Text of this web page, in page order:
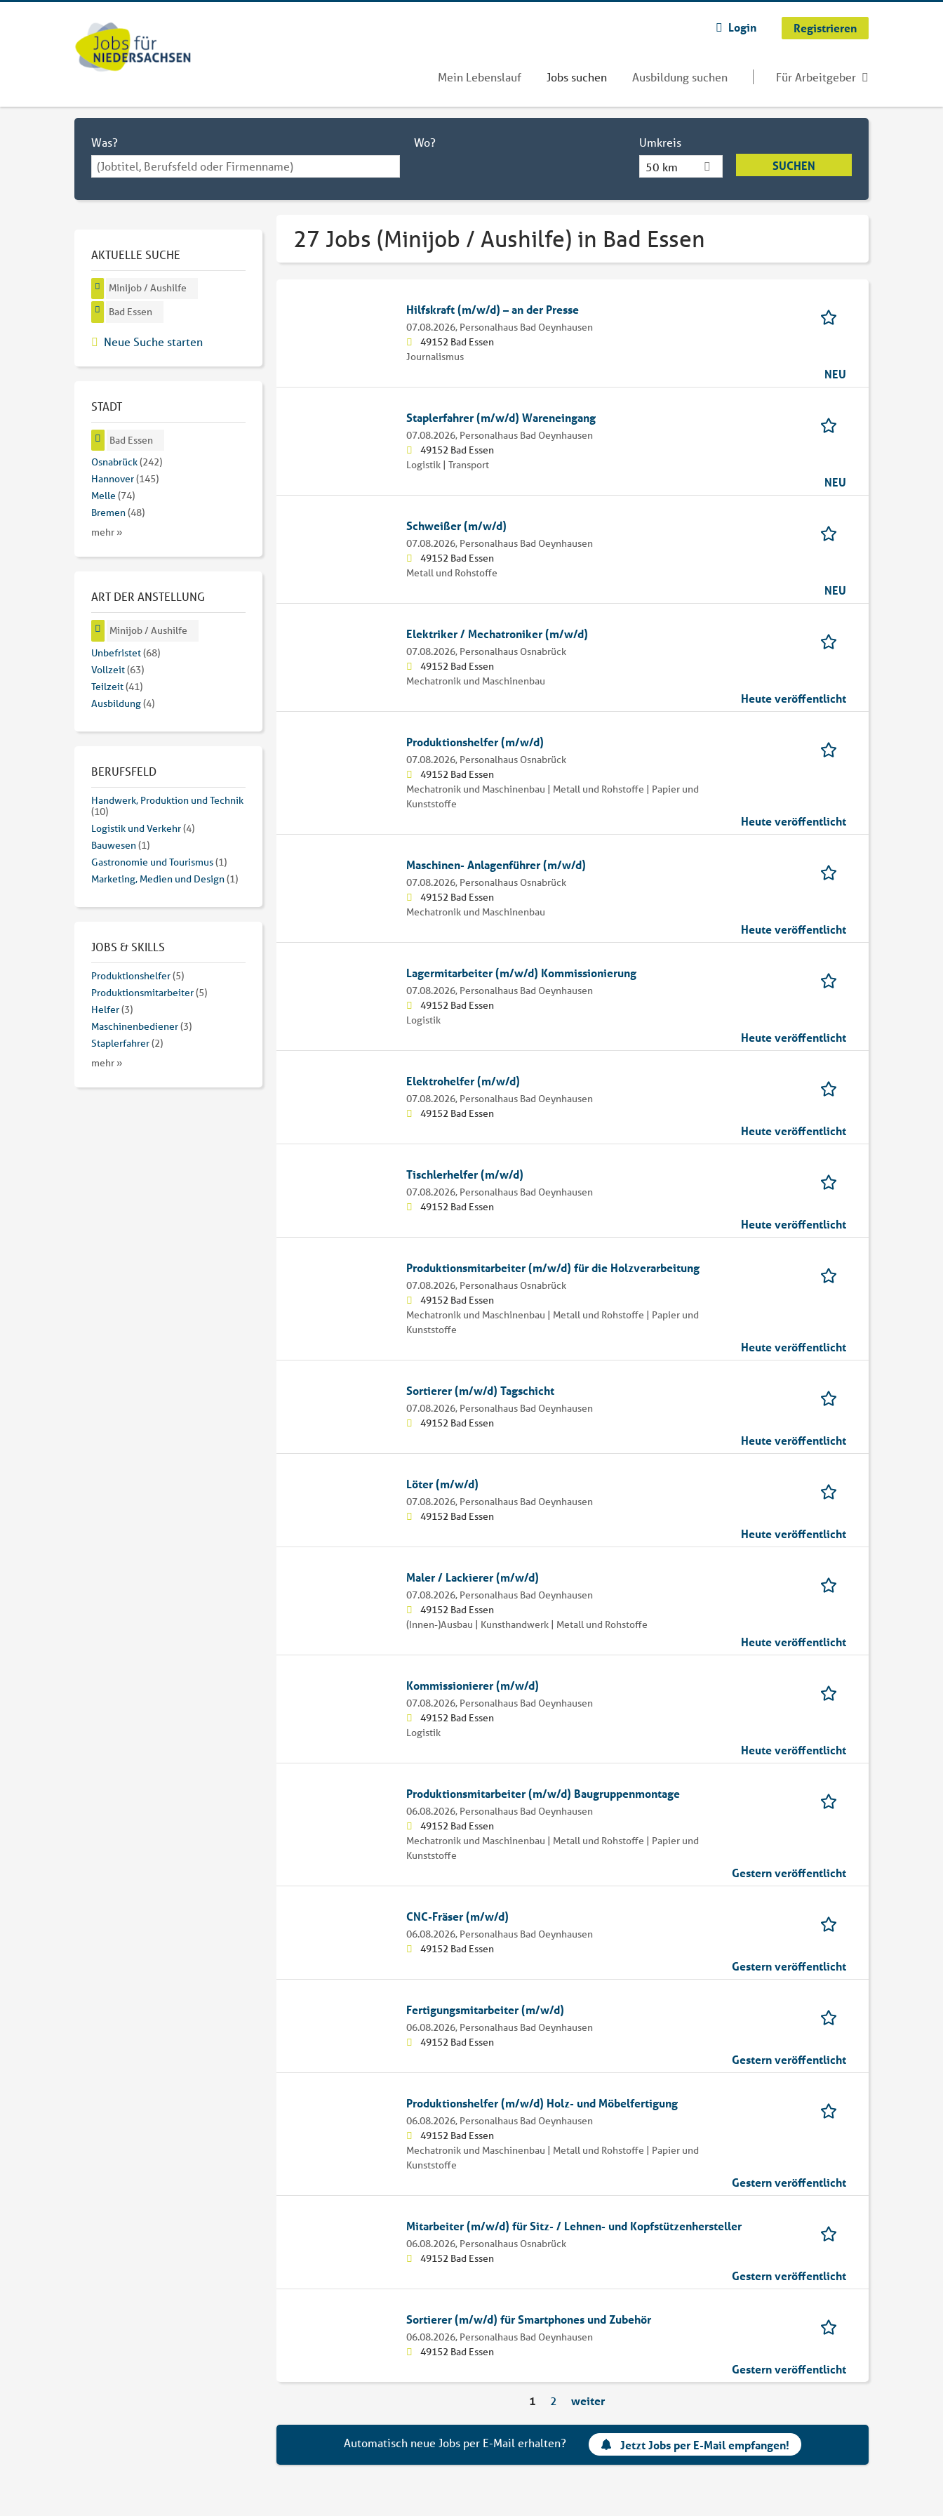
Login Registrieren
Mein Lebenslauf Jobs suchen Ausbildung suchen Für Arbeitgeber
Was? Wo?
Umkreis
50 km
27 Jobs (Minijob / Aushilfe) in Bad Essen
Hilfskraft (m/w/d) – an der Presse
07.08.2026, Personalhaus Bad Oeynhausen
49152 Bad Essen
Journalismus
NEU
Staplerfahrer (m/w/d) Wareneingang
07.08.2026, Personalhaus Bad Oeynhausen
49152 Bad Essen
Logistik | Transport
NEU
Schweißer (m/w/d)
07.08.2026, Personalhaus Bad Oeynhausen
49152 Bad Essen
Metall und Rohstoffe
NEU
Elektriker / Mechatroniker (m/w/d)
07.08.2026, Personalhaus Osnabrück
49152 Bad Essen
Mechatronik und Maschinenbau
Heute veröffentlicht
Produktionshelfer (m/w/d)
07.08.2026, Personalhaus Osnabrück
49152 Bad Essen
Mechatronik und Maschinenbau | Metall und Rohstoffe | Papier und
Kunststoffe
Heute veröffentlicht
Maschinen- Anlagenführer (m/w/d)
07.08.2026, Personalhaus Osnabrück
49152 Bad Essen
Mechatronik und Maschinenbau
Heute veröffentlicht
Lagermitarbeiter (m/w/d) Kommissionierung
07.08.2026, Personalhaus Bad Oeynhausen
49152 Bad Essen
Logistik
Heute veröffentlicht
Elektrohelfer (m/w/d)
07.08.2026, Personalhaus Bad Oeynhausen
49152 Bad Essen
Heute veröffentlicht
Tischlerhelfer (m/w/d)
07.08.2026, Personalhaus Bad Oeynhausen
49152 Bad Essen
Heute veröffentlicht
Produktionsmitarbeiter (m/w/d) für die Holzverarbeitung
07.08.2026, Personalhaus Osnabrück
49152 Bad Essen
Mechatronik und Maschinenbau | Metall und Rohstoffe | Papier und
Kunststoffe
Heute veröffentlicht
Sortierer (m/w/d) Tagschicht
07.08.2026, Personalhaus Bad Oeynhausen
49152 Bad Essen
Heute veröffentlicht
Löter (m/w/d)
07.08.2026, Personalhaus Bad Oeynhausen
49152 Bad Essen
Heute veröffentlicht
Maler / Lackierer (m/w/d)
07.08.2026, Personalhaus Bad Oeynhausen
49152 Bad Essen
(Innen-)Ausbau | Kunsthandwerk | Metall und Rohstoffe
Heute veröffentlicht
Kommissionierer (m/w/d)
07.08.2026, Personalhaus Bad Oeynhausen
49152 Bad Essen
Logistik
Heute veröffentlicht
Produktionsmitarbeiter (m/w/d) Baugruppenmontage
06.08.2026, Personalhaus Bad Oeynhausen
49152 Bad Essen
Mechatronik und Maschinenbau | Metall und Rohstoffe | Papier und
Kunststoffe
Gestern veröffentlicht
CNC-Fräser (m/w/d)
06.08.2026, Personalhaus Bad Oeynhausen
49152 Bad Essen
Gestern veröffentlicht
Fertigungsmitarbeiter (m/w/d)
06.08.2026, Personalhaus Bad Oeynhausen
49152 Bad Essen
Gestern veröffentlicht
Produktionshelfer (m/w/d) Holz- und Möbelfertigung
06.08.2026, Personalhaus Bad Oeynhausen
49152 Bad Essen
Mechatronik und Maschinenbau | Metall und Rohstoffe | Papier und
Kunststoffe
Gestern veröffentlicht
Mitarbeiter (m/w/d) für Sitz- / Lehnen- und Kopfstützenhersteller
06.08.2026, Personalhaus Osnabrück
49152 Bad Essen
Gestern veröffentlicht
Sortierer (m/w/d) für Smartphones und Zubehör
06.08.2026, Personalhaus Bad Oeynhausen
49152 Bad Essen
Gestern veröffentlicht
1 2 weiter
Automatisch neue Jobs per E-Mail erhalten? Jetzt Jobs per E-Mail empfangen!
AKTUELLE SUCHE
Minijob / Aushilfe
Bad Essen
Neue Suche starten
STADT
Bad Essen
Osnabrück(242)
Hannover(145)
Melle (74)
Bremen(48)
mehr »
ART DER ANSTELLUNG
Minijob / Aushilfe
Unbefristet(68)
Vollzeit(63)
Teilzeit(41)
Ausbildung(4)
BERUFSFELD
Handwerk, Produktion und Technik
(10)
Logistik und Verkehr(4)
Bauwesen(1)
Gastronomie und Tourismus(1)
Marketing, Medien und Design(1)
JOBS & SKILLS
Produktionshelfer(5)
Produktionsmitarbeiter(5)
Helfer(3)
Maschinenbediener(3)
Staplerfahrer(2)
mehr »